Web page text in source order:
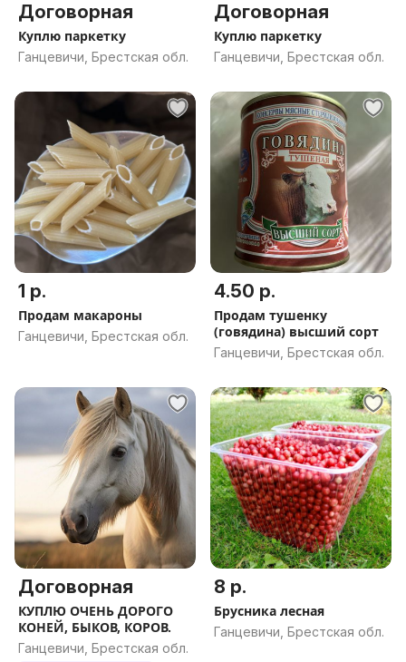
Договорная
Куплю паркетку
Ганцевичи, Брестская обл.
Договорная
Куплю паркетку
Ганцевичи, Брестская обл.
1 р.
Продам макароны
Ганцевичи, Брестская обл.
4.50 р.
Продам тушенку
(говядина) высший сорт
Ганцевичи, Брестская обл.
Договорная
КУПЛЮ ОЧЕНЬ ДОРОГО
КОНЕЙ, БЫКОВ, КОРОВ.
Ганцевичи, Брестская обл.
8 р.
Брусника лесная
Ганцевичи, Брестская обл.